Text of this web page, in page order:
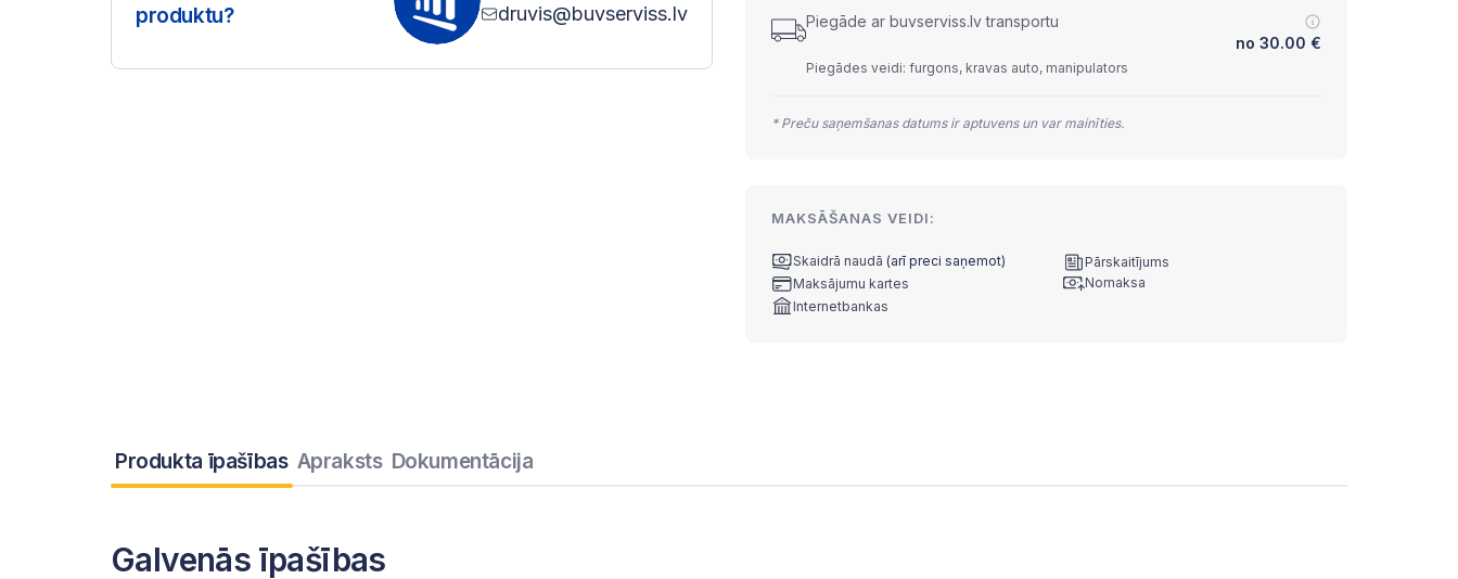
produktu?
druvis@buvserviss.lv
Piegāde ar buvserviss.lv transportu
no 30.00 €
Piegādes veidi: furgons, kravas auto, manipulators
* Preču saņemšanas datums ir aptuvens un var mainīties.
MAKSĀŠANAS VEIDI:
Skaidrā naudā (arī preci saņemot)
Maksājumu kartes
Internetbankas
Pārskaitījums
Nomaksa
Produkta īpašības Apraksts Dokumentācija
Galvenās īpašības